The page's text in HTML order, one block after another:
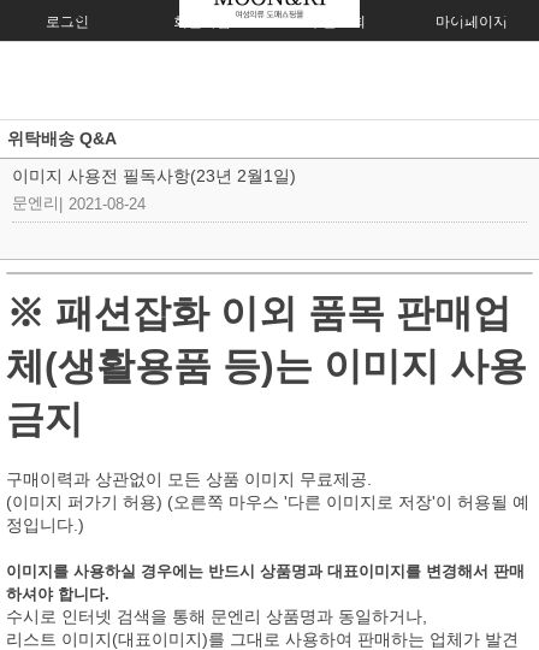
로그인 회원가입 주문조회 마이페이지
위탁배송 Q&A
이미지 사용전 필독사항(23년 2월1일)
문엔리 2021-08-24
※ 패션잡화 이외 품목 판매업
체(생활용품 등)는 이미지 사용
금지
구매이력과 상관없이 모든 상품 이미지 무료제공.
(이미지 퍼가기 허용) (오른쪽 마우스 '다른 이미지로 저장'이 허용될 예
정입니다.)
이미지를 사용하실 경우에는 반드시 상품명과 대표이미지를 변경해서 판매
하셔야 합니다.
수시로 인터넷 검색을 통해 문엔리 상품명과 동일하거나,
리스트 이미지(대표이미지)를 그대로 사용하여 판매하는 업체가 발견